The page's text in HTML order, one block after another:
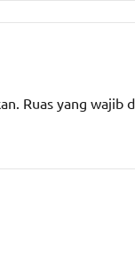
Ruas yang wajib